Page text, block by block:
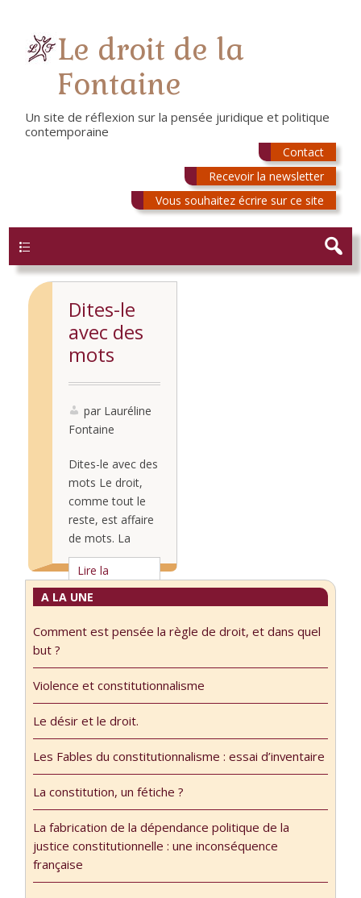
Le droit de la
Fontaine
Un site de réflexion sur la pensée juridique et politique
contemporaine
Contact
Recevoir la newsletter
Vous souhaitez écrire sur ce site
Dites-le
avec des
mots
par Lauréline
Fontaine
Dites-le avec des
mots Le droit,
comme tout le
reste, est affaire
de mots. La
question la plus
tentatrice est
celle de la
de voir les
droit à travers les
changements et
évolutions dans
les mots et les
usages des mots.
La réponse est
sans doute
positive, si on
Lire la
suite...
A LA UNE
Comment est pensée la règle de droit, et dans quel
but ?
Violence et constitutionnalisme
Le désir et le droit.
Les Fables du constitutionnalisme : essai d’inventaire
La constitution, un fétiche ?
La fabrication de la dépendance politique de la
justice constitutionnelle : une inconséquence
française